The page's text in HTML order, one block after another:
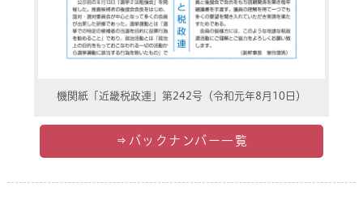
機関紙「近畿税政連」第242号（令和元年8月10日）
⇒バックナンバー一覧